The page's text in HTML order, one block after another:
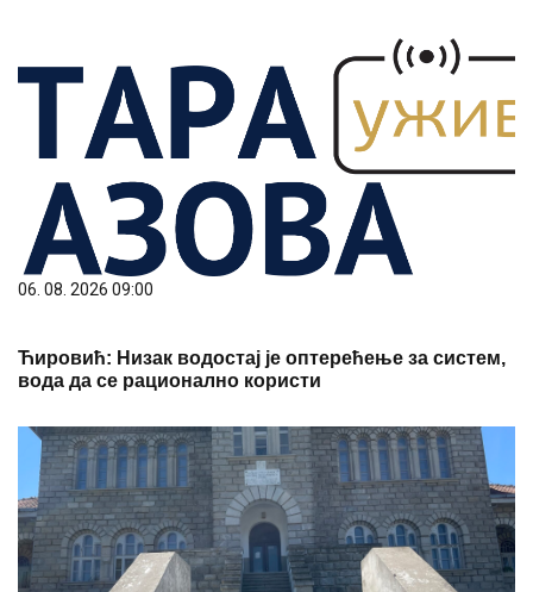
06. 08. 2026 09:00
Ћировић: Низак водостај је оптерећење за систем,
вода да се рационално користи